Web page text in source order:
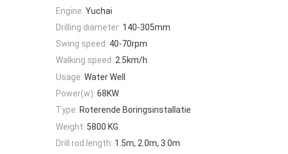
Engine: Yuchai
Drilling diameter: 140-305mm
Swing speed: 40-70rpm
Walking speed: 2.5km/h
Usage: Water Well
Power(w): 68KW
Type: Roterende Boringsinstallatie
Weight: 5800 KG
Drill rod length: 1.5m, 2.0m, 3.0m